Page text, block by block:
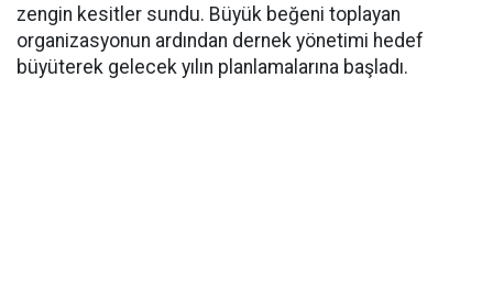
zengin kesitler sundu. Büyük beğeni toplayan
organizasyonun ardından dernek yönetimi hedef
büyüterek gelecek yılın planlamalarına başladı.